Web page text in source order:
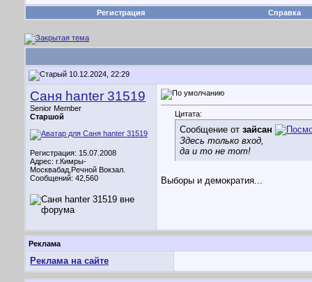
Регистрация Справка
10.12.2024, 22:29
Саня hanter 31519
Senior Member
Старшой
Регистрация: 15.07.2008
Адрес: г.Кимры-
Москвабад,Речной Вокзал.
Сообщений: 42,560
Цитата:
Сообщение от зайсан
Здесь только вход,
да и то не тот!
Выборы и демократия...
Реклама
Реклама на сайте